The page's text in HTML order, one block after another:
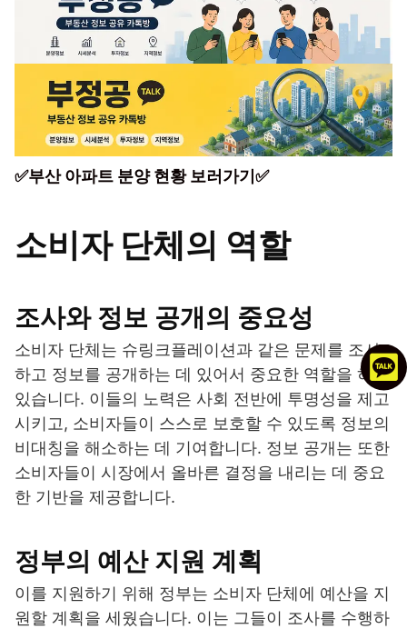
✅부산 아파트 분양 현황 보러가기✅
소비자 단체의 역할
조사와 정보 공개의 중요성
소비자 단체는 슈링크플레이션과 같은 문제를 조사
하고 정보를 공개하는 데 있어서 중요한 역할을 하고
있습니다. 이들의 노력은 사회 전반에 투명성을 제고
시키고, 소비자들이 스스로 보호할 수 있도록 정보의
비대칭을 해소하는 데 기여합니다. 정보 공개는 또한
소비자들이 시장에서 올바른 결정을 내리는 데 중요
한 기반을 제공합니다.
정부의 예산 지원 계획
이를 지원하기 위해 정부는 소비자 단체에 예산을 지
원할 계획을 세웠습니다. 이는 그들이 조사를 수행하